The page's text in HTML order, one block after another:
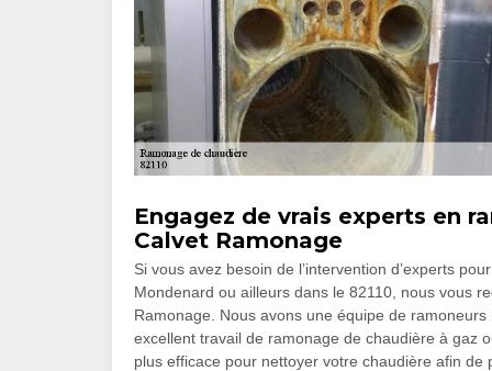
Engagez de vrais experts en
Calvet Ramonage
Si vous avez besoin de l’intervention d’experts
Mondenard ou ailleurs dans le 82110, nous vous
Ramonage. Nous avons une équipe de
excellent travail de ramonage de chaudière à gaz
plus efficace pour nettoyer votre chaudière afin